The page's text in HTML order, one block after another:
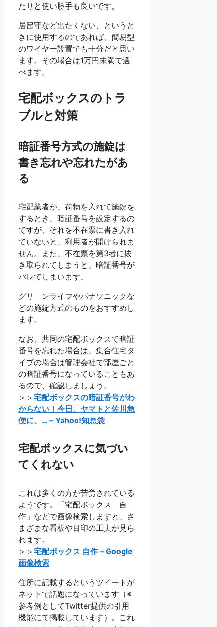
たりと使い勝手も良いです。
居留守など出たくない、というと
きに使用するのであれば、簡易型
のワイヤー設置でも十分だと思い
ます。その場合は1万円未満で選
べます。
宅配ボックスのトラ
ブルと対策
暗証番号方式の施錠は
書き忘れや忘れたがあ
る
宅配業者が、荷物を入れて施錠を
するとき、暗証番号を設定するの
ですが、それを不在票に書き入れ
ていないと、利用者が開けられま
せん。また、不在票を第3者に抜
き取られてしまうと、暗証番号が
バレてしまいます。
グリーンライフやパナソニックな
どの施錠方式のものをおすすめし
ます。
なお、共同の宅配ボックスで暗証
番号を忘れた場合は、集合住宅タ
イプの場合は管理会社で部屋ごと
の暗証番号になっていることもあ
るので、確認しましょう。
＞＞ 宅配ボックスの暗証番号がわ
からない！今日、ヤマトと佐川急
便に、… – Yahoo!知恵袋
宅配ボックスに気づい
てくれない
これは多くの方が苦労されている
ようです。「宅配ボックス 自
作」などで画像検索しますと、さ
まざまな看板や目印の工夫が見ら
れます。
＞＞ 宅配ボックス 自作 – Google
画像検索
住所に記載するというツイートが
ネットで話題になっています（※
参考例としてTwitter提供の引用
機能にて掲載しています）。これ